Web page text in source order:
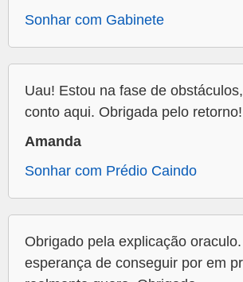
Sonhar com Gabinete
Uau! Estou na fase de
conto aqui. Obrigada pelo retorno!
Amanda
Sonhar com Prédio Caindo
Obrigado pela explicação
esperança de conseguir por em